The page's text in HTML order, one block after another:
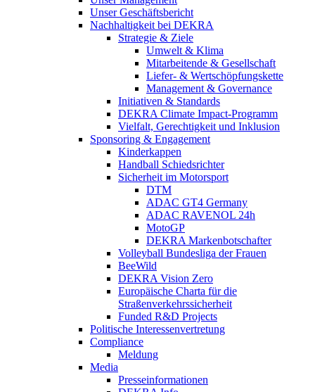
Unser Geschäftsbericht
Nachhaltigkeit bei DEKRA
Strategie & Ziele
Umwelt & Klima
Mitarbeitende & Gesellschaft
Liefer- & Wertschöpfungskette
Management & Governance
Initiativen & Standards
DEKRA Climate Impact-Programm
Vielfalt, Gerechtigkeit und Inklusion​
Sponsoring & Engagement
Kinderkappen
Handball Schiedsrichter
Sicherheit im Motorsport
DTM
ADAC GT4 Germany
ADAC RAVENOL 24h
MotoGP
DEKRA Markenbotschafter
Volleyball Bundesliga der Frauen
BeeWild
DEKRA Vision Zero
Europäische Charta für die
Straßenverkehrssicherheit
Funded R&D Projects
Politische Interessenvertretung
Compliance
Meldung
Media
Presseinformationen